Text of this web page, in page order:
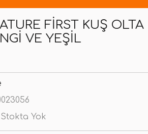
FIRST KUŞ OLTA
VE YEŞIL
Stokta Yok